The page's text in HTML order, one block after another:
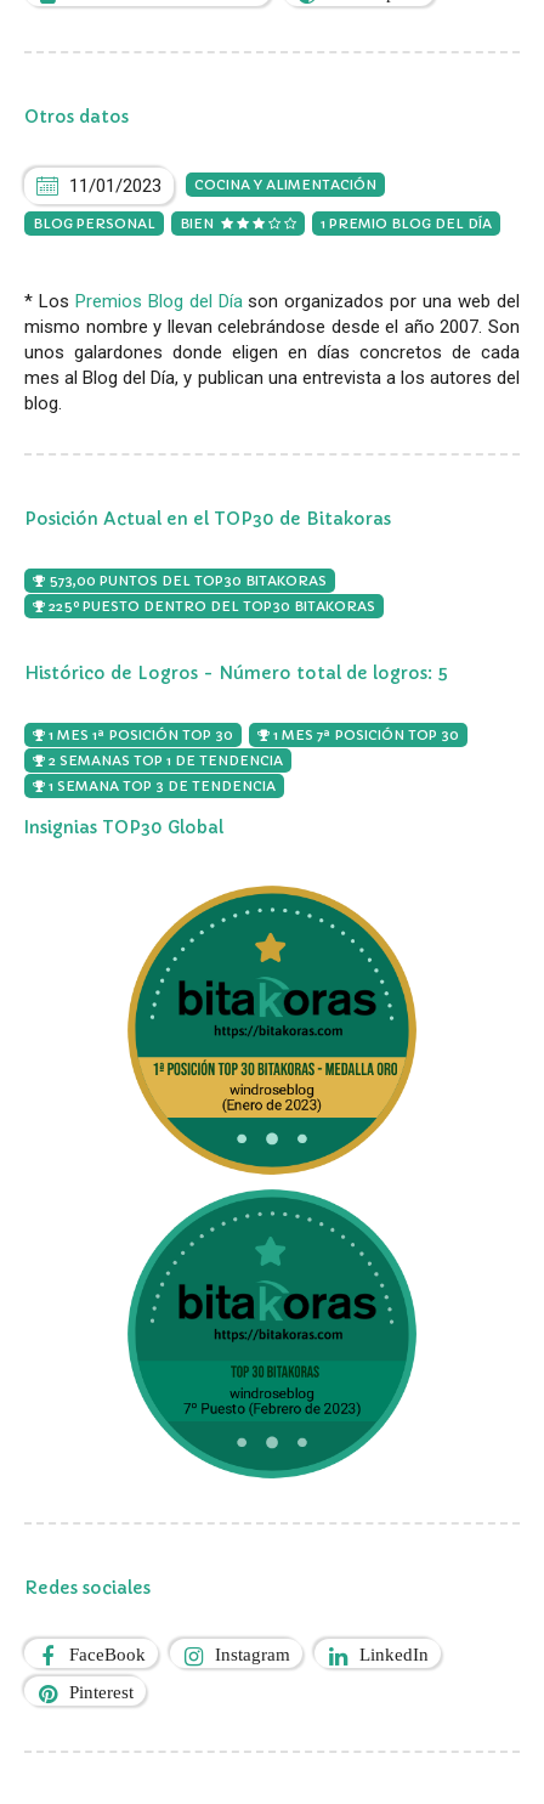
Otros datos
11/01/2023 COCINA Y ALIMENTACIÓN
BLOG PERSONAL BIEN 1 PREMIO BLOG DEL DÍA
* Los Premios Blog del Díason organizados por una web del
mismo nombre y llevan celebrándose desde el año 2007. Son
unos galardones donde eligen en días concretos de cada
mes al Blog del Día, y publican una entrevista a los autores del
blog.
Posición Actual en el TOP30 de Bitakoras
573,00 PUNTOS DEL TOP30 BITAKORAS
225º PUESTO DENTRO DEL TOP30 BITAKORAS
Histórico de Logros - Número total de logros: 5
1 MES 1ª POSICIÓN TOP 30
1 MES 7ª POSICIÓN TOP 30
2 SEMANAS TOP 1 DE TENDENCIA
1 SEMANA TOP 3 DE TENDENCIA
Insignias TOP30 Global
Redes sociales
FaceBook Instagram LinkedIn
Pinterest